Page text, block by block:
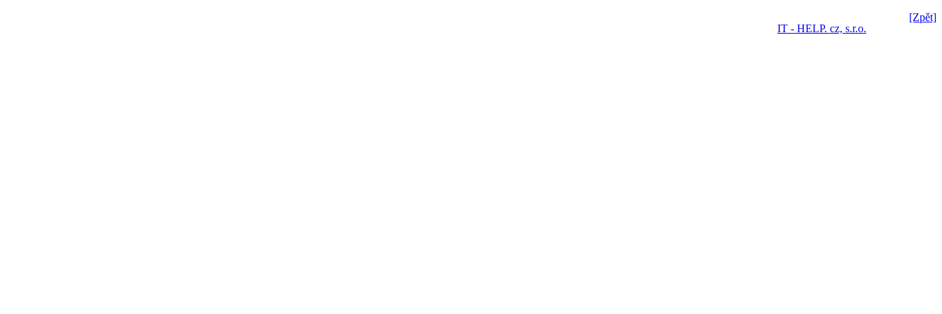
[Zpět]
IT - HELP. cz, s.r.o.